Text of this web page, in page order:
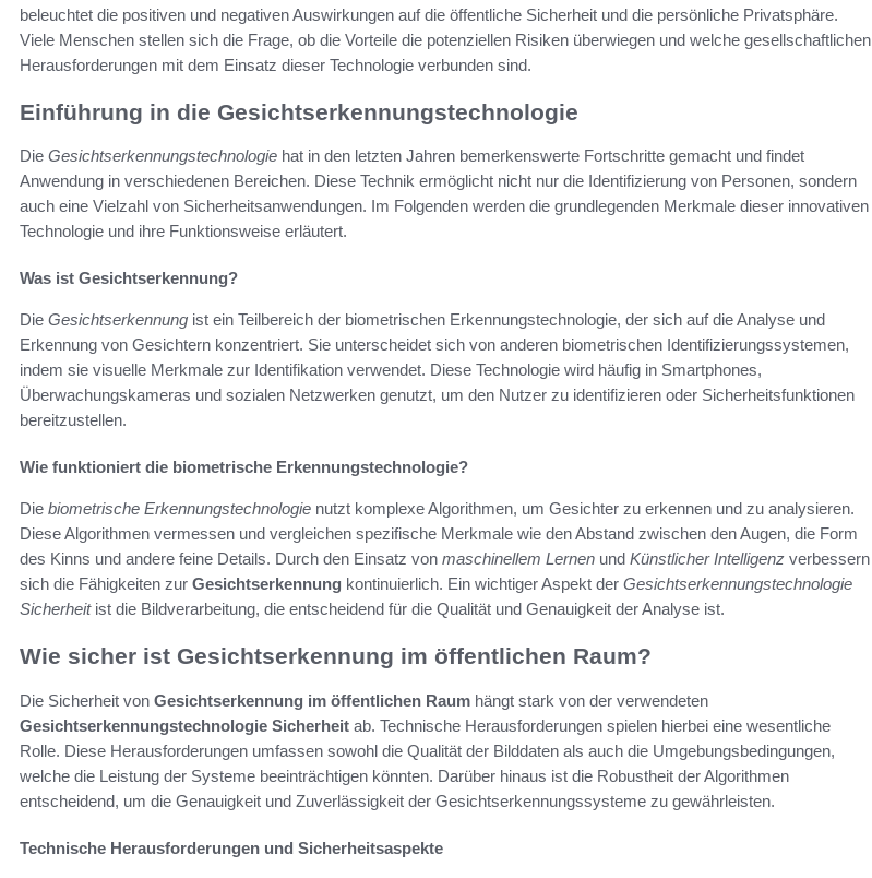
beleuchtet die positiven und negativen Auswirkungen auf die öffentliche Sicherheit und die persönliche Privatsphäre.
Viele Menschen stellen sich die Frage, ob die Vorteile die potenziellen Risiken überwiegen und welche gesellschaftlichen
Herausforderungen mit dem Einsatz dieser Technologie verbunden sind.
Einführung in die Gesichtserkennungstechnologie
Die Gesichtserkennungstechnologie hat in den letzten Jahren bemerkenswerte Fortschritte gemacht und findet
Anwendung in verschiedenen Bereichen. Diese Technik ermöglicht nicht nur die Identifizierung von Personen, sondern
auch eine Vielzahl von Sicherheitsanwendungen. Im Folgenden werden die grundlegenden Merkmale dieser innovativen
Technologie und ihre Funktionsweise erläutert.
Was ist Gesichtserkennung?
Die Gesichtserkennung ist ein Teilbereich der biometrischen Erkennungstechnologie, der sich auf die Analyse und
Erkennung von Gesichtern konzentriert. Sie unterscheidet sich von anderen biometrischen Identifizierungssystemen,
indem sie visuelle Merkmale zur Identifikation verwendet. Diese Technologie wird häufig in Smartphones,
Überwachungskameras und sozialen Netzwerken genutzt, um den Nutzer zu identifizieren oder Sicherheitsfunktionen
bereitzustellen.
Wie funktioniert die biometrische Erkennungstechnologie?
Die biometrische Erkennungstechnologie nutzt komplexe Algorithmen, um Gesichter zu erkennen und zu analysieren.
Diese Algorithmen vermessen und vergleichen spezifische Merkmale wie den Abstand zwischen den Augen, die Form
des Kinns und andere feine Details. Durch den Einsatz von maschinellem Lernen und Künstlicher Intelligenz verbessern
sich die Fähigkeiten zur Gesichtserkennung kontinuierlich. Ein wichtiger Aspekt der Gesichtserkennungstechnologie
Sicherheitist die Bildverarbeitung, die entscheidend für die Qualität und Genauigkeit der Analyse ist.
Wie sicher ist Gesichtserkennung im öffentlichen Raum?
Die Sicherheit von Gesichtserkennung im öffentlichen Raum hängt stark von der verwendeten
Gesichtserkennungstechnologie Sicherheit ab. Technische Herausforderungen spielen hierbei eine wesentliche
Rolle. Diese Herausforderungen umfassen sowohl die Qualität der Bilddaten als auch die Umgebungsbedingungen,
welche die Leistung der Systeme beeinträchtigen könnten. Darüber hinaus ist die Robustheit der Algorithmen
entscheidend, um die Genauigkeit und Zuverlässigkeit der Gesichtserkennungssysteme zu gewährleisten.
Technische Herausforderungen und Sicherheitsaspekte